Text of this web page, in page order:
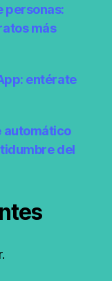
personas:
más
entérate
automático
del